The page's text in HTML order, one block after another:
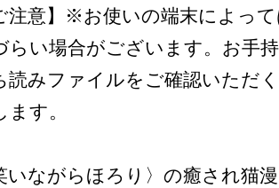
注意】※お使いの端末によっ
らい場合がございます。お手
読みファイルをご確認いただ
ます。
いながらほろり〉の癒され猫